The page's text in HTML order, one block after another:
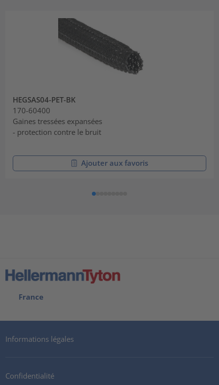
HEGSAS04-PET-BK
170-60400
Gaines tressées expansées
- protection contre le bruit
Ajouter aux favoris
France
Informations légales
Confidentialité